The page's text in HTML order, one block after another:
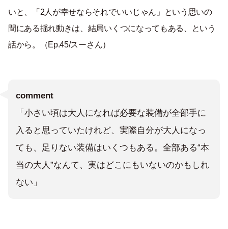
いと、「2人が幸せならそれでいいじゃん」という思いの
間にある揺れ動きは、結局いくつになってもある、という
話から。（Ep.45/スーさん）
comment
「小さい頃は大人になれば必要な装備が全部手に
入ると思っていたけれど、実際自分が大人になっ
ても、足りない装備はいくつもある。全部ある“本
当の大人”なんて、実はどこにもいないのかもしれ
ない」